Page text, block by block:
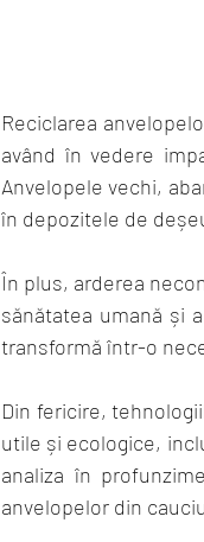
Reciclarea
având în vedere
Anvelopele vechi,
în depozitele de
În plus, arderea
sănătatea umană și
transformă într-o
Din fericire,
utile și ecologice,
analiza în
anvelopelor din